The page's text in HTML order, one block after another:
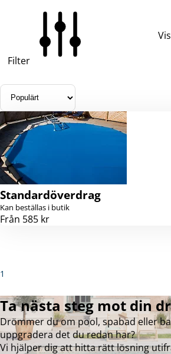
Filter
Standardöverdrag
Kan beställas i butik
Från 585 kr
1
Ta nästa steg mot din
Drömmer du om pool, spabad eller
uppgradera det du redan har?
Vi hjälper dig att hitta rätt lösning